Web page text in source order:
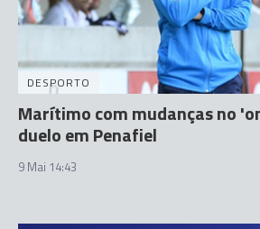
DESPORTO
Marítimo com mudanças no
duelo em Penafiel
9 Mai 14:43